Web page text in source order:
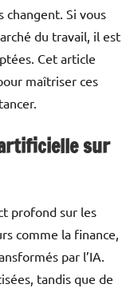
Si vous
du travail, il est
Cet article
maîtriser ces
sur
profond sur les
comme la finance,
par l’IA.
tandis que de